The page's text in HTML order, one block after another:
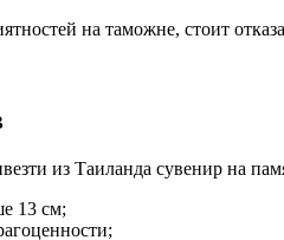
на таможне, стоит
из Таиланда сувенир на
13 см;